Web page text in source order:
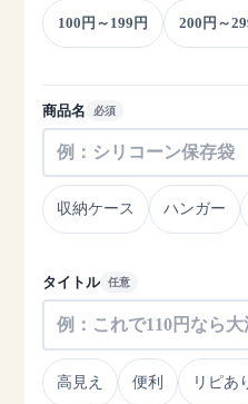
商品名 必須
収納ケース ハンガー
タイトル 任意
高見え 便利 リピあ
100円～199円 200円～